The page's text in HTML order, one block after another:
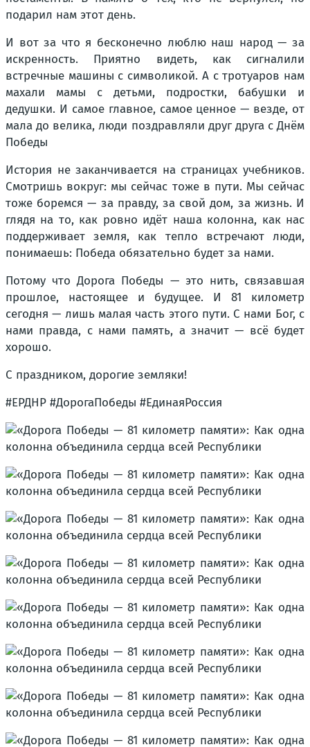
подарил нам этот день.
И вот за что я бесконечно люблю наш народ — за
искренность. Приятно видеть, как сигналили
встречные машины с символикой. А с тротуаров нам
махали мамы с детьми, подростки, бабушки и
дедушки. И самое главное, самое ценное — везде, от
мала до велика, люди поздравляли друг друга с Днём
Победы
История не заканчивается на страницах учебников.
Смотришь вокруг: мы сейчас тоже в пути. Мы сейчас
тоже боремся — за правду, за свой дом, за жизнь. И
глядя на то, как ровно идёт наша колонна, как нас
поддерживает земля, как тепло встречают люди,
понимаешь: Победа обязательно будет за нами.
Потому что Дорога Победы — это нить, связавшая
прошлое, настоящее и будущее. И 81 километр
сегодня — лишь малая часть этого пути. С нами Бог, с
нами правда, с нами память, а значит — всё будет
хорошо.
С праздником, дорогие земляки!
#ЕРДНР #ДорогаПобеды #ЕдинаяРоссия